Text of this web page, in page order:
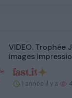
VIDEO. Trophée
images
1 année il y a